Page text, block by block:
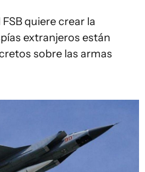
quiere crear la
extranjeros están
sobre las armas